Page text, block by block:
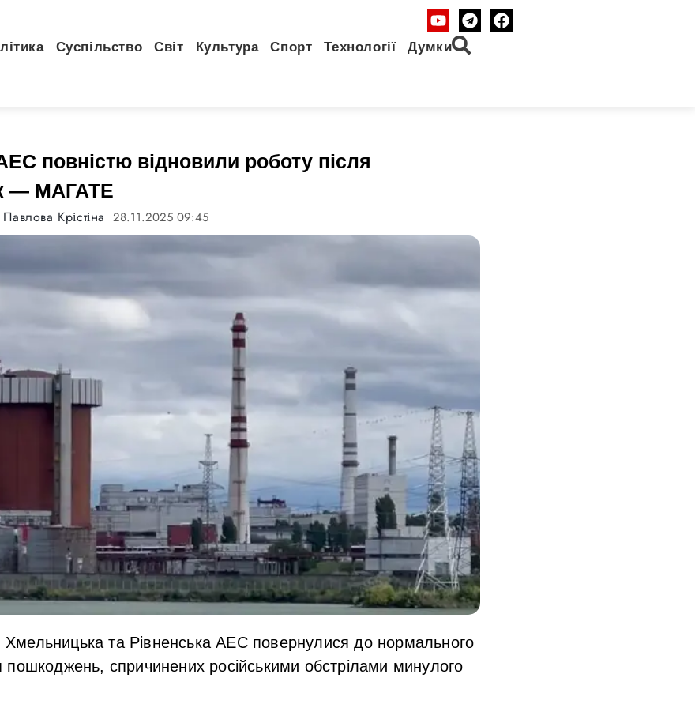
Суспільство Світ Культура Спорт Технології Думки
повністю відновили роботу після
— МАГАТЕ
Павлова Крістіна 28.11.2025 09:45
Хмельницька та Рівненська АЕС повернулися до нормального
пошкоджень, спричинених російськими обстрілами минулого